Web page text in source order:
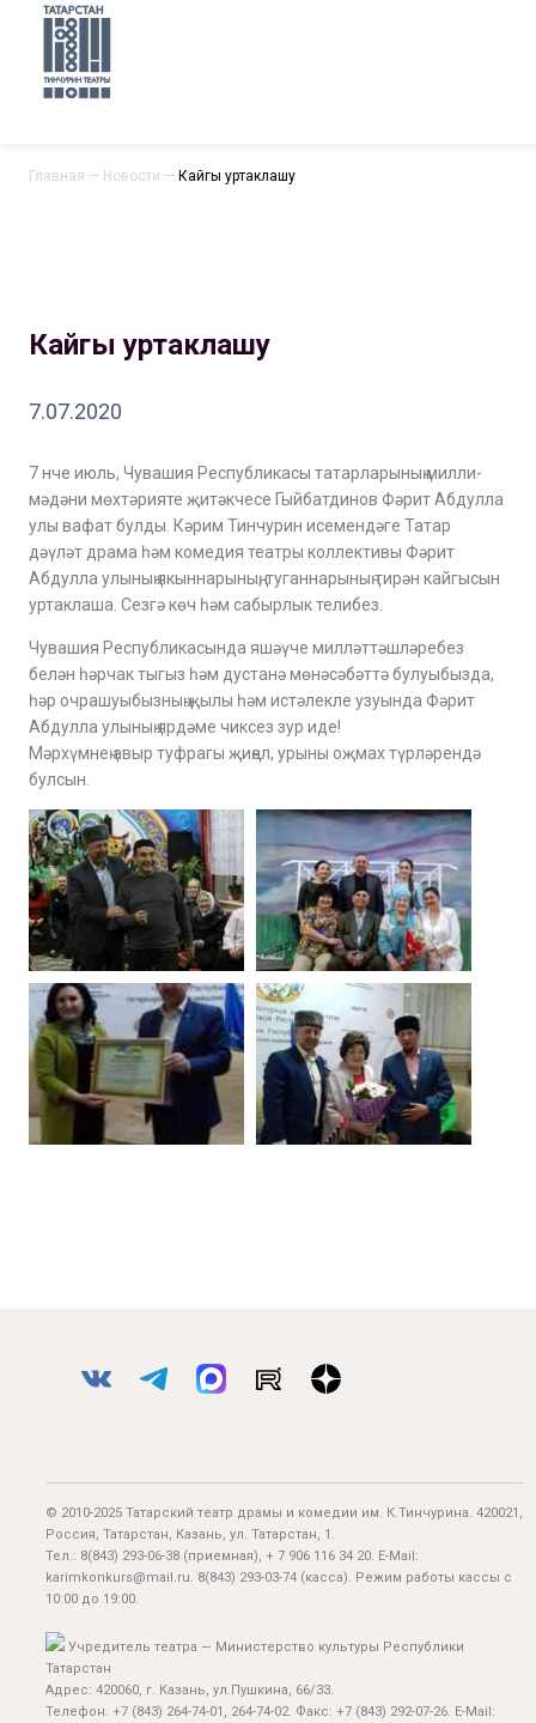
Главная — Новости — Кайгы уртаклашу
Кайгы уртаклашу
7.07.2020
7 нче июль, Чувашия Республикасы татарларының милли-
мәдәни мөхтәрияте җитәкчесе Гыйбатдинов Фәрит Абдулла
улы вафат булды. Кәрим Тинчурин исемендәге Татар
дәүләт драма һәм комедия театры коллективы Фәрит
Абдулла улының якыннарының, туганнарының тирән кайгысын
уртаклаша. Сезгә көч һәм сабырлык телибез.
Чувашия Республикасында яшәүче милләттәшләребез
белән һәрчак тыгыз һәм дустанә мөнәсәбәттә булуыбызда,
һәр очрашуыбызның җылы һәм истәлекле узуында Фәрит
Абдулла улының ярдәме чиксез зур иде!
Мәрхүмнең авыр туфрагы җиңел, урыны оҗмах түрләрендә
булсын.
© 2010-2025 Татарский театр драмы и комедии им. К.Тинчурина. 420021,
Россия, Татарстан, Казань, ул. Татарстан, 1.
Тел.: 8(843) 293-06-38 (приемная), + 7 906 116 34 20. E-Mail:
karimkonkurs@mail.ru. 8(843) 293-03-74 (касса). Режим работы кассы с
10:00 до 19:00.
Учредитель театра — Министерство культуры Республики
Татарстан
Адрес: 420060, г. Казань, ул.Пушкина, 66/33.
Телефон: +7 (843) 264-74-01, 264-74-02. Факс: +7 (843) 292-07-26. E-Mail: